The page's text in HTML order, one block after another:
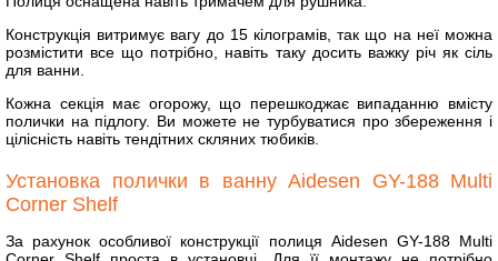
Конструкція витримує вагу до 15 кілограмів, так що на неї можна
розмістити все що потрібно, навіть таку досить важку річ як сіль
для ванни.
Кожна секція має огорожу, що перешкоджає випаданню вмісту
полички на підлогу. Ви можете не турбуватися про збереження і
цілісність навіть тендітних скляних тюбиків.
Установка полички в ванну Aidesen GY-188 Multi
Corner Shelf
За рахунок особливої конструкції полиця Aidesen GY-188 Multi